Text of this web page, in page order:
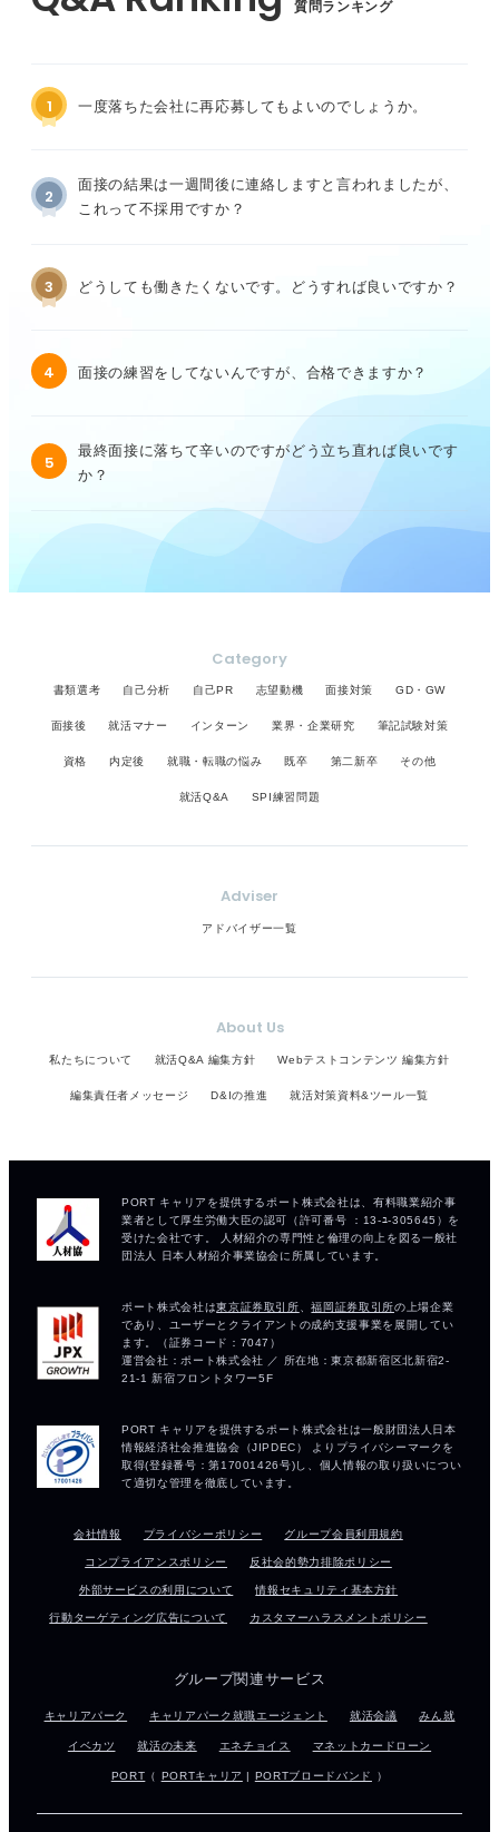
質問ランキング
1 一度落ちた会社に再応募してもよいのでしょうか。
2
面接の結果は一週間後に連絡しますと言われましたが、
これって不採用ですか？
3 どうしても働きたくないです。どうすれば良いですか？
4 面接の練習をしてないんですが、合格できますか？
5
最終面接に落ちて辛いのですがどう立ち直れば良いです
か？
Category
書類選考 自己分析 自己PR 志望動機 面接対策 GD・GW
面接後 就活マナー インターン 業界・企業研究 筆記試験対策
資格 内定後 就職・転職の悩み 既卒 第二新卒 その他
就活Q&A SPI練習問題
Adviser
アドバイザー一覧
About Us
私たちについて 就活Q&A 編集方針 Webテストコンテンツ 編集方針
編集責任者メッセージ D&Iの推進 就活対策資料&ツール一覧
会社情報 プライバシーポリシー グループ会員利用規約
コンプライアンスポリシー 反社会的勢力排除ポリシー
外部サービスの利用について 情報セキュリティ基本方針
行動ターゲティング広告について カスタマーハラスメントポリシー